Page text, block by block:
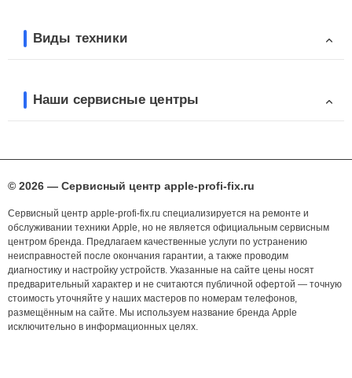
Виды техники
Наши сервисные центры
© 2026 — Сервисный центр apple-profi-fix.ru
Сервисный центр apple-profi-fix.ru специализируется на ремонте и
обслуживании техники Apple, но не является официальным сервисным
центром бренда. Предлагаем качественные услуги по устранению
неисправностей после окончания гарантии, а также проводим
диагностику и настройку устройств. Указанные на сайте цены носят
предварительный характер и не считаются публичной офертой — точную
стоимость уточняйте у наших мастеров по номерам телефонов,
размещённым на сайте. Мы используем название бренда Apple
исключительно в информационных целях.